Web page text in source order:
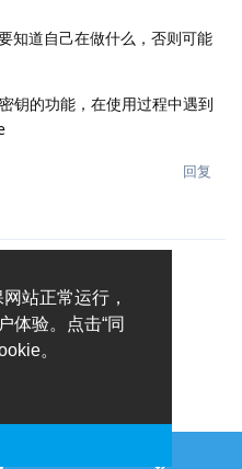
站正常运行，
体验。点击“同
。
知道自己在做什么，否则可能
钥的功能，在使用过程中遇到
回复